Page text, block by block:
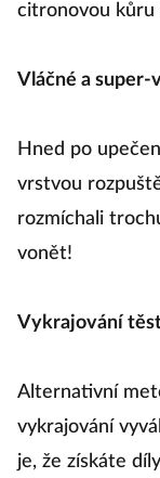
citronovou kůru
Vláčné a
Hned po
vrstvou
rozmíchali
vonět!
Vykrajování
Alternativní
vykrajování
je, že získáte